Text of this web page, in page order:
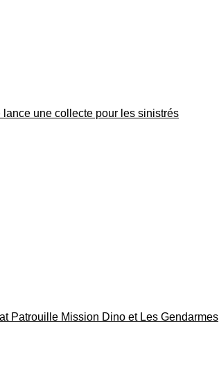
une collecte pour les sinistrés
Patrouille Mission Dino et Les Gendarmes